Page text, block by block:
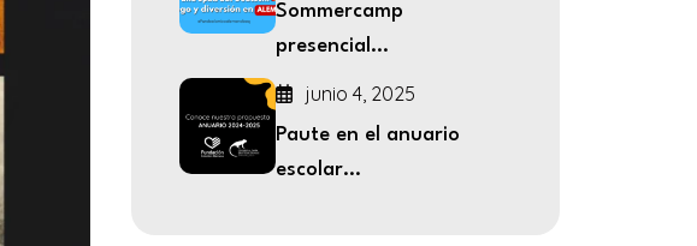
Sommercamp
presencial...
junio 4, 2025
Paute en el anuario
escolar...